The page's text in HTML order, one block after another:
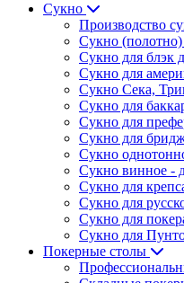
Сукно
Производство
Сукно (полотно)
Сукно для блэк
Сукно для
Сукно Сека,
Сукно для
Сукно для
Сукно для
Сукно
Сукно винное -
Сукно для
Сукно для
Сукно для
Сукно для
Покерные столы